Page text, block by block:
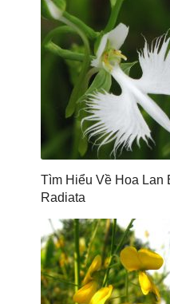
Tìm Hiểu Về Hoa Lan
Radiata